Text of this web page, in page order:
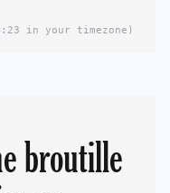
in your timezone)
broutille